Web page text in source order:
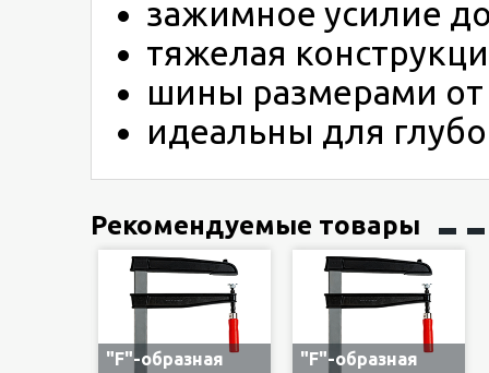
зажимное усилие
тяжелая
шины размерами
идеальны для
Рекомендуемые товары
"F"-образная
"F"-образная